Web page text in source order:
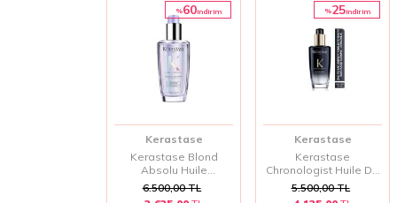
%60i̇ndirim
Kerastase
Kerastase Blond
Absolu Huile
Cicaextreme Parlaklık
Veren Saç Bakım Yağı
6.500,00TL
%25i̇ndirim
Kerastase
Kerastase
Chronologist Huile De
Parfum Yenileyici
Parfümlü Saç Bakım
5.500,00TL